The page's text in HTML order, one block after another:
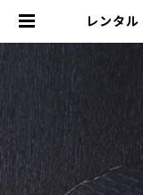
レンタ